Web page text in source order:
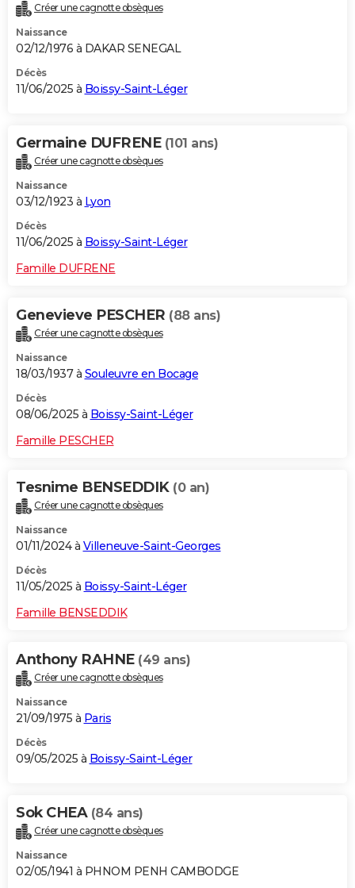
Créer une cagnotte obsèques
Naissance
02/12/1976 à DAKAR SENEGAL
Décès
11/06/2025 à Boissy-Saint-Léger
Germaine DUFRENE (101 ans)
Créer une cagnotte obsèques
Naissance
03/12/1923 à Lyon
Décès
11/06/2025 à Boissy-Saint-Léger
Famille DUFRENE
Genevieve PESCHER (88 ans)
Créer une cagnotte obsèques
Naissance
18/03/1937 à Souleuvre en Bocage
Décès
08/06/2025 à Boissy-Saint-Léger
Famille PESCHER
Tesnime BENSEDDIK (0 an)
Créer une cagnotte obsèques
Naissance
01/11/2024 à Villeneuve-Saint-Georges
Décès
11/05/2025 à Boissy-Saint-Léger
Famille BENSEDDIK
Anthony RAHNE (49 ans)
Créer une cagnotte obsèques
Naissance
21/09/1975 à Paris
Décès
09/05/2025 à Boissy-Saint-Léger
Sok CHEA (84 ans)
Créer une cagnotte obsèques
Naissance
02/05/1941 à PHNOM PENH CAMBODGE